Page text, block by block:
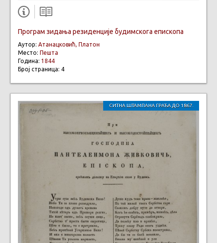
Програм зидања резиденције будимскога епископа
Аутор: Атанацковић, Платон
Место: Пешта
Година: 1844
Број страница: 4
СИТНА ШТАМПАНА ГРАЂА ДО 1867.